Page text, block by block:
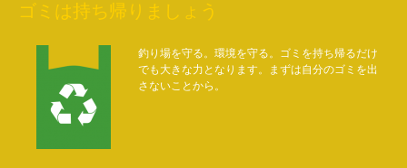
ゴミは持ち帰りましょう
釣り場を守る。環境を守る。ゴミを持ち帰るだけ
でも大きな力となります。まずは自分のゴミを出
さないことから。